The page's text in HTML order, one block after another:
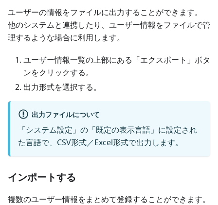
ユーザーの情報をファイルに出力することができます。
他のシステムと連携したり、ユーザー情報をファイルで管
理するような場合に利用します。
ユーザー情報一覧の上部にある「エクスポート」ボタ
ンをクリックする。
出力形式を選択する。
出力ファイルについて
「システム設定」の「既定の表示言語」に設定され
た言語で、CSV形式／Excel形式で出力します。
インポートする
複数のユーザー情報をまとめて登録することができます。